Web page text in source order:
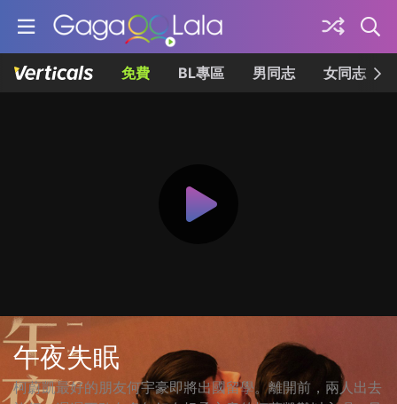
免費 BL專區 男同志 女同志
午夜失眠
柯蔚凱最好的朋友何宇豪即將出國留學。離開前，兩人出去